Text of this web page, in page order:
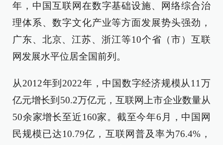
年，中国互联网在数字基础设施、网络综合治
理体系、数字文化产业等方面发展势头强劲，
广东、北京、江苏、浙江等10个省（市）互联
网发展水平位居全国前列。
从2012年到2022年，中国数字经济规模从11万
亿元增长到50.2万亿元，互联网上市企业数量从
50余家增长至近160家。截至今年6月，中国网
民规模已达10.79亿，互联网普及率为76.4%，